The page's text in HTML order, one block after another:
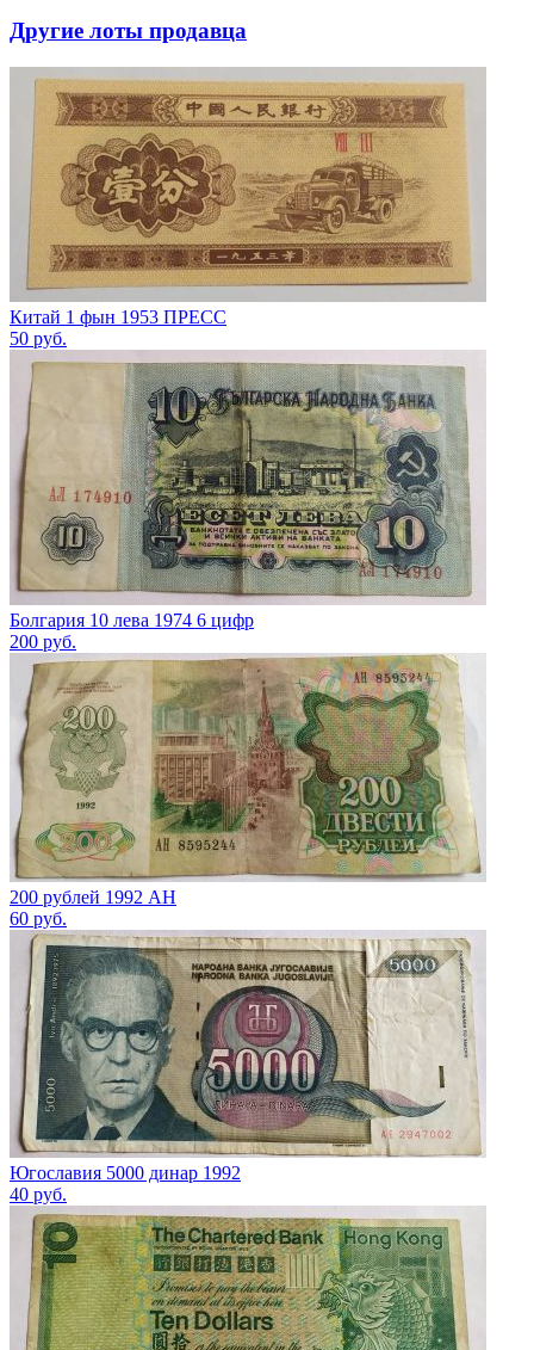
Другие лоты продавца
Китай 1 фын 1953 ПРЕСС
50 руб.
Болгария 10 лева 1974 6 цифр
200 руб.
200 рублей 1992 АН
60 руб.
Югославия 5000 динар 1992
40 руб.